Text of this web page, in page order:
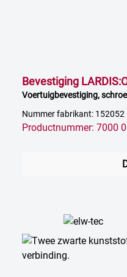
Bevestiging
Voertuigbevestiging,
Nummer fabrikant: 152052
Productnummer: 7000